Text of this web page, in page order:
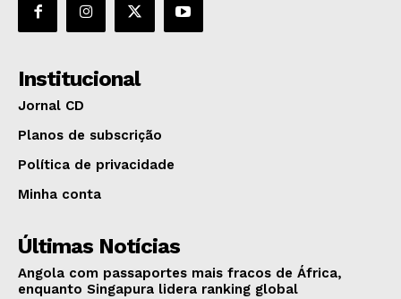
Institucional
Jornal CD
Planos de subscrição
Política de privacidade
Minha conta
Últimas Notícias
Angola com passaportes mais fracos de África,
enquanto Singapura lidera ranking global